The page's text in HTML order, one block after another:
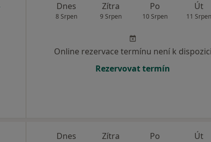
Dnes
8 Srpen
Zítra
9 Srpen
Po
10 Srpen
Út
11 Srpen
Online rezervace termínu není k dispozici
Rezervovat termín
Dnes Zítra Po Út